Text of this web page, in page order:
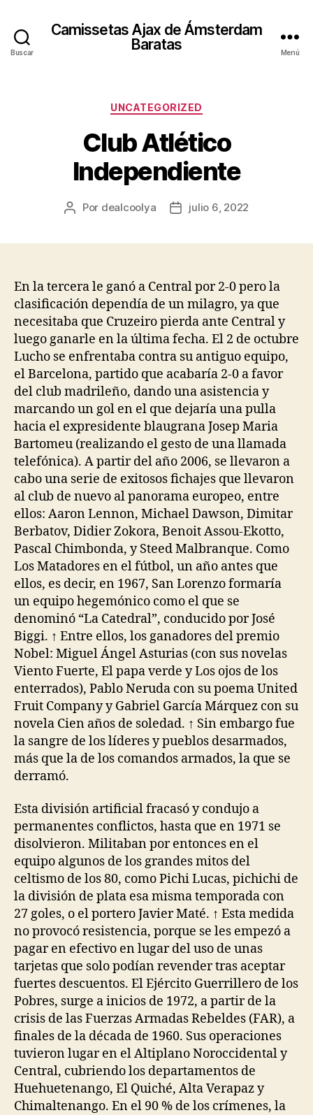
Buscar
Camissetas Ajax de Ámsterdam
Baratas
Menú
Categorías
UNCATEGORIZED
Club Atlético
Independiente
Autor
Por dealcoolya
Fechajulio 6, 2022
En la tercera le ganó a Central por 2-0 pero la
clasificación dependía de un milagro, ya que
necesitaba que Cruzeiro pierda ante Central y
luego ganarle en la última fecha. El 2 de octubre
Lucho se enfrentaba contra su antiguo equipo,
el Barcelona, partido que acabaría 2-0 a favor
del club madrileño, dando una asistencia y
marcando un gol en el que dejaría una pulla
hacia el expresidente blaugrana Josep Maria
Bartomeu (realizando el gesto de una llamada
telefónica). A partir del año 2006, se llevaron a
cabo una serie de exitosos fichajes que llevaron
al club de nuevo al panorama europeo, entre
ellos: Aaron Lennon, Michael Dawson, Dimitar
Berbatov, Didier Zokora, Benoit Assou-Ekotto,
Pascal Chimbonda, y Steed Malbranque. Como
Los Matadores en el fútbol, un año antes que
ellos, es decir, en 1967, San Lorenzo formaría
un equipo hegemónico como el que se
denominó “La Catedral”, conducido por José
Biggi. ↑ Entre ellos, los ganadores del premio
Nobel: Miguel Ángel Asturias (con sus novelas
Viento Fuerte, El papa verde y Los ojos de los
enterrados), Pablo Neruda con su poema United
Fruit Company y Gabriel García Márquez con su
novela Cien años de soledad. ↑ Sin embargo fue
la sangre de los líderes y pueblos desarmados,
más que la de los comandos armados, la que se
derramó.
Esta división artificial fracasó y condujo a
permanentes conflictos, hasta que en 1971 se
disolvieron. Militaban por entonces en el
equipo algunos de los grandes mitos del
celtismo de los 80, como Pichi Lucas, pichichi de
la división de plata esa misma temporada con
27 goles, o el portero Javier Maté. ↑ Esta medida
no provocó resistencia, porque se les empezó a
pagar en efectivo en lugar del uso de unas
tarjetas que solo podían revender tras aceptar
fuertes descuentos. El Ejército Guerrillero de los
Pobres, surge a inicios de 1972, a partir de la
crisis de las Fuerzas Armadas Rebeldes (FAR), a
finales de la década de 1960. Sus operaciones
tuvieron lugar en el Altiplano Noroccidental y
Central, cubriendo los departamentos de
Huehuetenango, El Quiché, Alta Verapaz y
Chimaltenango. En el 90 % de los crímenes, la